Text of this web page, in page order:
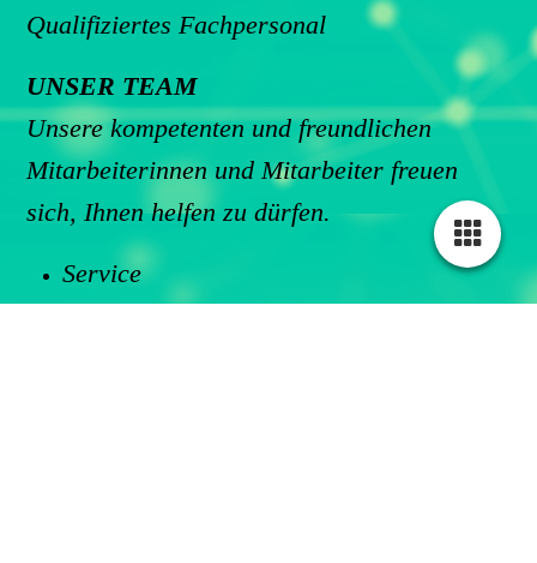
Qualifiziertes Fachpersonal
UNSER TEAM
Unsere kompetenten und freundlichen
Mitarbeiterinnen und Mitarbeiter freuen
sich, Ihnen helfen zu dürfen.
Service